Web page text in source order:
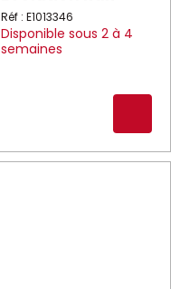
Réf : E1013346
Disponible sous 2 à 4
semaines